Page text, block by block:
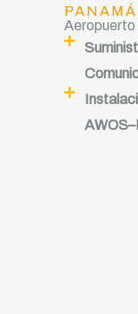
PANAMÁ
Aeropuerto